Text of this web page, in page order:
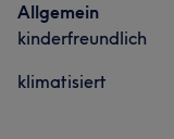
Allgemein
kinderfreundlich
klimatisiert